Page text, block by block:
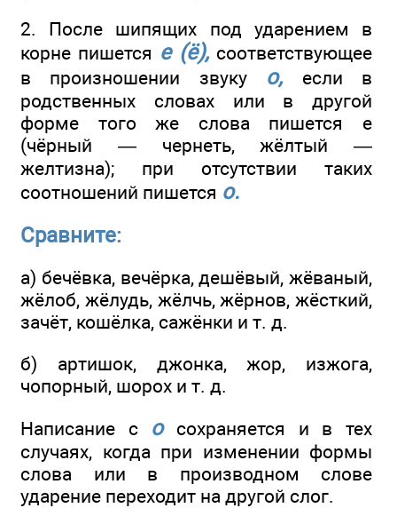
2. После шипящих под ударением в
корне пишется е (ё),соответствующее
в произношении звуку о,если в
родственных словах или в другой
форме того же слова пишется е
(чёрный — чернеть, жёлтый —
желтизна); при отсутствии таких
соотношений пишется о.
Сравните:
а) бечёвка, вечёрка, дешёвый, жёваный,
жёлоб, жёлудь, жёлчь, жёрнов, жёсткий,
зачёт, кошёлка, сажёнки и т. д.
б) артишок, джонка, жор, изжога,
чопорный, шорох и т. д.
Написание с осохраняется и в тех
случаях, когда при изменении формы
слова или в производном слове
ударение переходит на другой слог.